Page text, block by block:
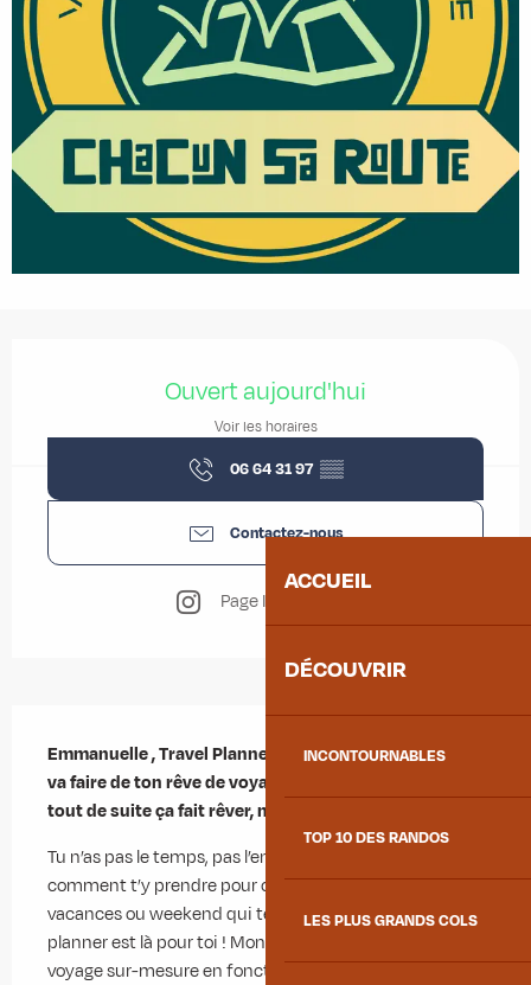
ACCUEIL
DÉCOUVRIR
INCONTOURNABLES
TOP 10 DES RANDOS
LES PLUS GRANDS COLS
Ouvert aujourd'hui
Voir les horaires
06 64 31 97 ▒▒
Contactez-nous
Page Instagram
Emmanuelle , Travel Planner KE SA KO? C’est celui qui
va faire de ton rêve de voyage, une réalité ! Ah oui, là
tout de suite ça fait rêver, mais c’est vrai!
Tu n’as pas le temps, pas l’envie, tu ne sais pas
comment t’y prendre pour organiser tes futurs
vacances ou weekend qui te ressemble, le travel
planner est là pour toi ! Mon rôle : créer ton prochain
voyage sur-mesure en fonction de tes envies, de ton